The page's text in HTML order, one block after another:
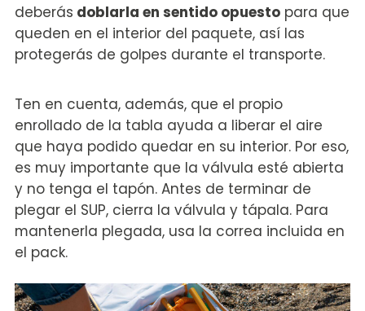
deberás doblarla en sentido opuestopara que
queden en el interior del paquete, así las
protegerás de golpes durante el transporte.
Ten en cuenta, además, que el propio
enrollado de la tabla ayuda a liberar el aire
que haya podido quedar en su interior. Por eso,
es muy importante que la válvula esté abierta
y no tenga el tapón. Antes de terminar de
plegar el SUP, cierra la válvula y tápala. Para
mantenerla plegada, usa la correa incluida en
el pack.